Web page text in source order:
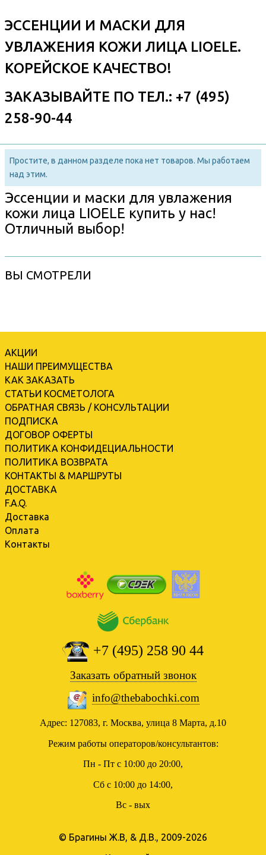
ЭССЕНЦИИ И МАСКИ ДЛЯ
УВЛАЖЕНИЯ КОЖИ ЛИЦА LIOELE.
КОРЕЙСКОЕ КАЧЕСТВО!
ЗАКАЗЫВАЙТЕ ПО ТЕЛ.: +7 (495)
258-90-44
Простите, в данном разделе пока нет товаров. Мы работаем
над этим.
Эссенции и маски для увлажения
кожи лица LIOELE купить у нас!
Отличный выбор!
ВЫ СМОТРЕЛИ
АКЦИИ
НАШИ ПРЕИМУЩЕСТВА
КАК ЗАКАЗАТЬ
СТАТЬИ КОСМЕТОЛОГА
ОБРАТНАЯ СВЯЗЬ / КОНСУЛЬТАЦИИ
ПОДПИСКА
ДОГОВОР ОФЕРТЫ
ПОЛИТИКА КОНФИДЕЦИАЛЬНОСТИ
ПОЛИТИКА ВОЗВРАТА
КОНТАКТЫ & МАРШРУТЫ
ДОСТАВКА
F.A.Q.
Доставка
Оплата
Контакты
+7 (495) 258 90 44
Заказать обратный звонок
info@thebabochki.com
Адрес: 127083, г. Москва, улица 8 Марта, д.10
Режим работы операторов/консультантов:
Пн - Пт с 10:00 до 20:00,
Сб с 10:00 до 14:00,
Вс - вых
© Брагины Ж.В, & Д.В., 2009-2026